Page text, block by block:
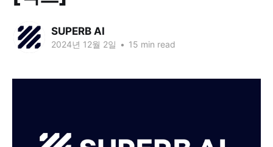
SUPERB AI
2024년 12월 2일 • 15 min read